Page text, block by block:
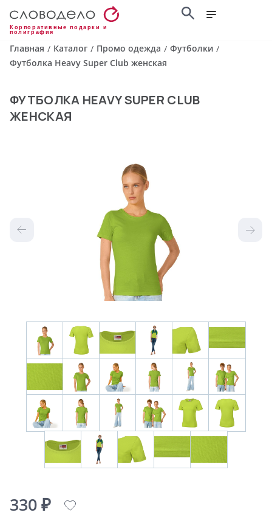
Корпоративные подарки и
полиграфия
Главная / Каталог / Промо одежда / Футболки /
Футболка Heavy Super Club женская
ФУТБОЛКА HEAVY SUPER CLUB
ЖЕНСКАЯ
330 ₽